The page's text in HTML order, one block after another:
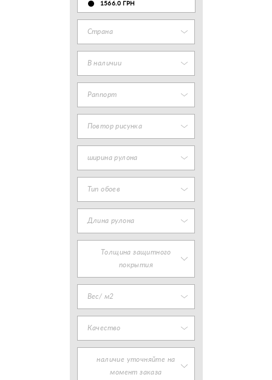
1566.0 ГРН
Страна
В наличии
Раппорт
Повтор рисунка
ширина рулона
Тип обоев
Длина рулона
Толщина защитного
покрытия
Вес/ м2
Качество
наличие уточняйте на
момент заказа